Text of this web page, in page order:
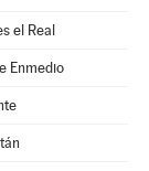
el Real
Enmedio